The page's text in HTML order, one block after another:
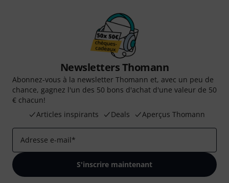
Newsletters Thomann
Abonnez-vous à la newsletter Thomann et, avec un peu de
chance, gagnez l'un des 50 bons d'achat d'une valeur de 50
€ chacun!
Articles inspirants
Deals Aperçus Thomann
Adresse e-mail*
S'inscrire maintenant